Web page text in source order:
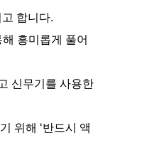
합니다.
흥미롭게 풀어
신무기를 사용한
위해 ‘반드시 액